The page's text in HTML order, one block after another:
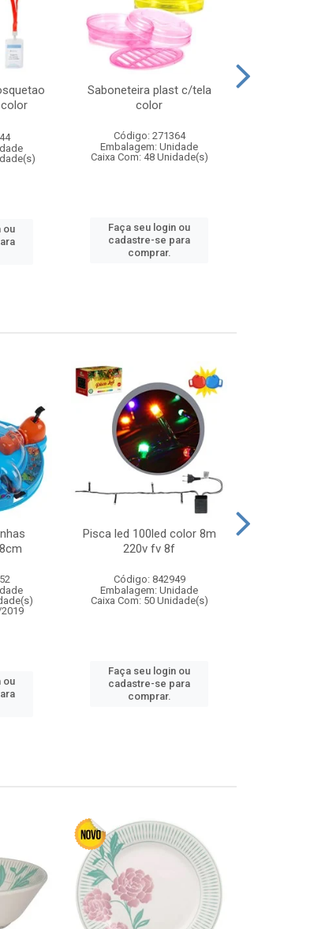
ou
Saboneteira plast c/tela
color
Código: 271364
Embalagem: Unidade
Caixa Com: 48 Unidade(s)
Faça seu login ou
cadastre-se para
comprar.
ou
Pisca led 100led color 8m
220v fv 8f
Código: 842949
Embalagem: Unidade
Caixa Com: 50 Unidade(s)
Faça seu login ou
cadastre-se para
comprar.